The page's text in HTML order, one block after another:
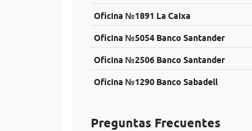
Oficina №1891 La Caixa
Oficina №5054 Banco Santander
Oficina №2506 Banco Santander
Oficina №1290 Banco Sabadell
Preguntas Frecuentes